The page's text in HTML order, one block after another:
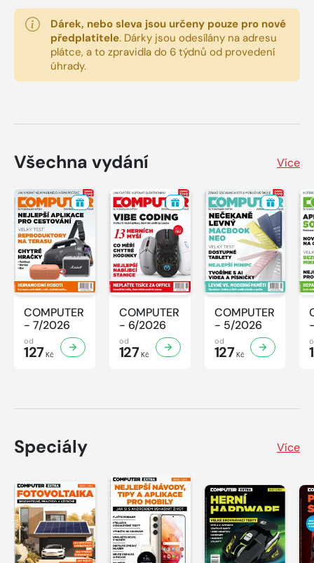
Dárek, nebo sleva jsou určeny pouze pro nové
předplatitele. Dárky jsou odesílány na adresu
plátce, a to zpravidla do 6 týdnů od provedení
úhrady.
Všechna vydání Více
COMPUTER
- 7/2026
od
127Kč
COMPUTER
- 6/2026
od
127Kč
COMPUTER
- 5/2026
od
127 Kč
Speciály Více